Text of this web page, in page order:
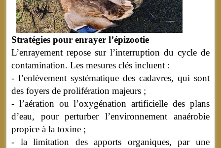
Stratégies pour enrayer l’épizootie
L’enrayement repose sur l’interruption du cycle de
contamination. Les mesures clés incluent :
- l’enlèvement systématique des cadavres, qui sont
des foyers de prolifération majeurs ;
- l’aération ou l’oxygénation artificielle des plans
d’eau, pour perturber l’environnement anaérobie
propice à la toxine ;
- la limitation des apports organiques, par une